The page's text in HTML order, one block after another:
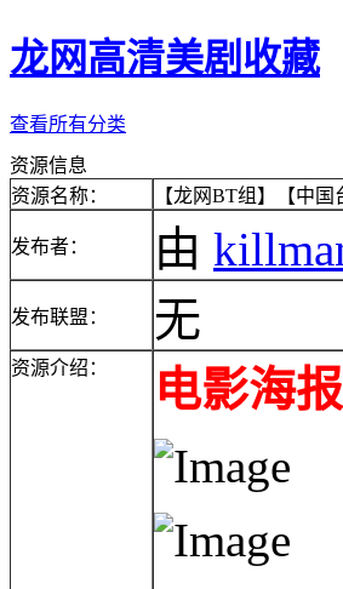
龙网高清美剧收藏
查看所有分类
资源信息
资源名称：
【龙网BT组】【中
发布者： 由
发布联盟： 无
资源介绍： 电影海报